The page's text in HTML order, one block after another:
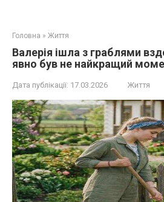
Головна » Життя
Валерія ішла з граблями
явно був не найкращий
Дата публікації: 17.03.2026 Життя